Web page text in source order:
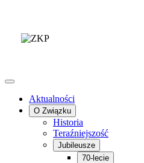
Aktualności
O Związku
Historia
Teraźniejszość
Jubileusze
70-lecie